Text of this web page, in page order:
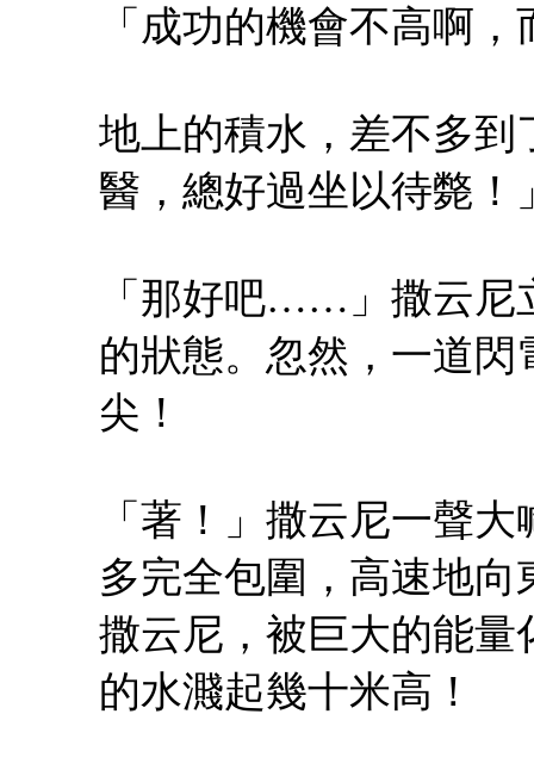
「成功的機會不高啊
地上的積水，差不多
醫，總好過坐以待斃！
「那好吧……」撒云尼
的狀態。忽然，一道
尖！
「著！」撒云尼一聲
多完全包圍，高速地
撒云尼，被巨大的能
的水濺起幾十米高！